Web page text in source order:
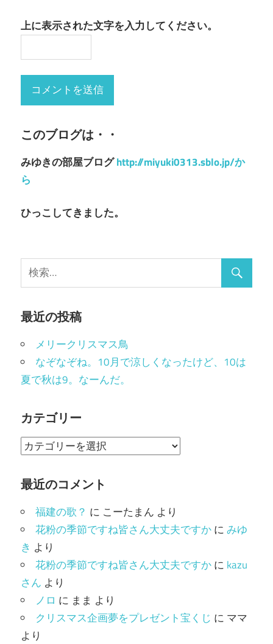
上に表示された文字を入力してください。
このブログは・・
みゆきの部屋ブログhttp://miyuki0313.sblo.jp/か
ら
ひっこしてきました。
最近の投稿
メリークリスマス鳥
なぞなぞね。10月で涼しくなったけど、10は
夏で秋は9。なーんだ。
カテゴリー
カ
ゴ
ー
最近のコメント
福建の歌？ に こーたまん より
花粉の季節ですね皆さん大丈夫ですかにみゆ
き より
花粉の季節ですね皆さん大丈夫ですかに kazu
さん より
ノロ に まま より
クリスマス企画夢をプレゼント宝くじ に ママ
より